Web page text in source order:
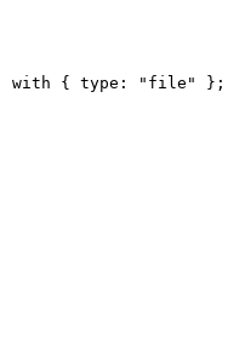
with { type: "file"
};